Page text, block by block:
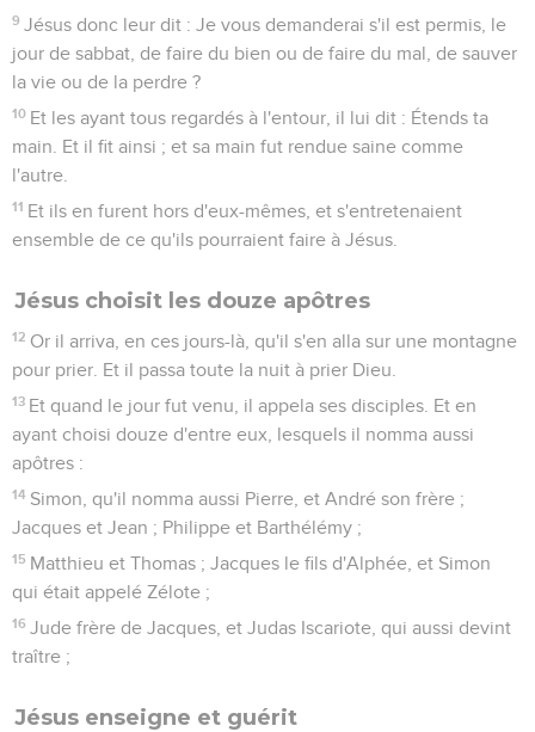
9 Jésus donc leur dit : Je vous demanderai s'il est permis, le
jour de sabbat, de faire du bien ou de faire du mal, de sauver
la vie ou de la perdre ?
10 Et les ayant tous regardés à l'entour, il lui dit : Étends ta
main. Et il fit ainsi ; et sa main fut rendue saine comme
l'autre.
11 Et ils en furent hors d'eux-mêmes, et s'entretenaient
ensemble de ce qu'ils pourraient faire à Jésus.
Jésus choisit les douze apôtres
12 Or il arriva, en ces jours-là, qu'il s'en alla sur une montagne
pour prier. Et il passa toute la nuit à prier Dieu.
13 Et quand le jour fut venu, il appela ses disciples. Et en
ayant choisi douze d'entre eux, lesquels il nomma aussi
apôtres :
14 Simon, qu'il nomma aussi Pierre, et André son frère ;
Jacques et Jean ; Philippe et Barthélémy ;
15 Matthieu et Thomas ; Jacques le fils d'Alphée, et Simon
qui était appelé Zélote ;
16 Jude frère de Jacques, et Judas Iscariote, qui aussi devint
traître ;
Jésus enseigne et guérit